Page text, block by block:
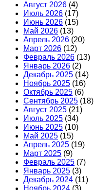
Август 2026 (4)
Июль 2026 (17)
Июнь 2026 (15)
Май 2026 (13)
Апрель 2026 (20)
Март 2026 (12)
Февраль 2026 (13)
Январь 2026 (2)
Декабрь 2025 (14)
Ноябрь 2025 (16)
Октябрь 2025 (6)
Сентябрь 2025 (18)
Август 2025 (21)
Июль 2025 (34)
Июнь 2025 (10)
Май 2025 (15)
Апрель 2025 (19)
Март 2025 (9)
Февраль 2025 (7)
Январь 2025 (3)
Декабрь 2024 (11)